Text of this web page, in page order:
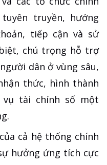
truyền, hướng
tiếp cận và sử
chú trọng hỗ trợ
dân ở vùng sâu,
thức, hình thành
tài chính số một
cả hệ thống chính
hưởng ứng tích cực